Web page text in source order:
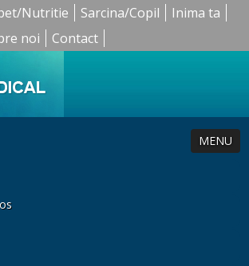
Nutritie Sarcina/Copil
Inima ta
noi Contact
MENU